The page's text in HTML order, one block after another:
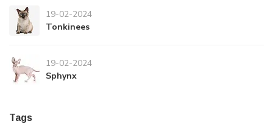
19-02-2024
Tonkinees
19-02-2024
Sphynx
Tags